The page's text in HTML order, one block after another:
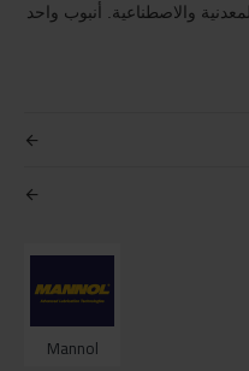
والاصطناعية. أنبوب واحد
Mannol